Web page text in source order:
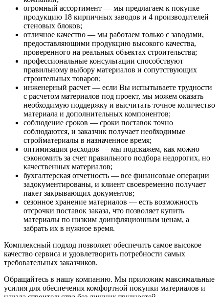
огромный ассортимент — мы предлагаем к покупке
продукцию 18 кирпичных заводов и 4 производителей
стеновых блоков;
отличное качество — мы работаем только с заводами,
предоставляющими продукцию высокого качества,
проверенного на реальных объектах строительства;
профессиональные консультации способствуют
правильному выбору материалов и сопутствующих
строительных товаров;
инженерный расчет — если Вы испытываете трудности
с расчетом материалов под проект, мы можем оказать
необходимую поддержку и высчитать точное количество
материала и дополнительных компонентов;
соблюдение сроков — сроки поставок точно
соблюдаются, и заказчик получает необходимые
стройматериалы в назначенное время;
оптимизация расходов — мы подскажем, как можно
сэкономить за счет правильного подбора недорогих, но
качественных материалов;
бухгалтерская отчетность — все финансовые операции
задокументированы, и клиент своевременно получает
пакет закрывающих документов;
сезонное хранение материалов — есть возможность
отсрочки поставок заказа, что позволяет купить
материалы по низким доинфляционным ценам, а
забрать их в нужное время.
Комплексный подход позволяет обеспечить самое высокое
качество сервиса и удовлетворить потребности самых
требовательных заказчиков.
Обращайтесь в нашу компанию. Мы приложим максимальные
усилия для обеспечения комфортной покупки материалов и